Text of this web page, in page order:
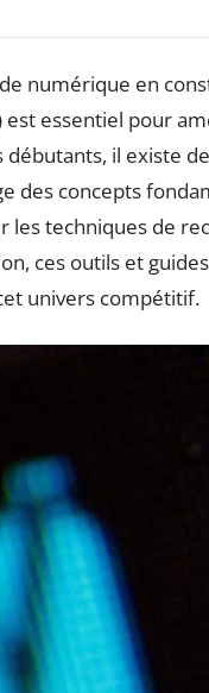
numérique en
est essentiel pour
débutants, il existe
des concepts
les techniques de
ces outils et
univers compétitif.